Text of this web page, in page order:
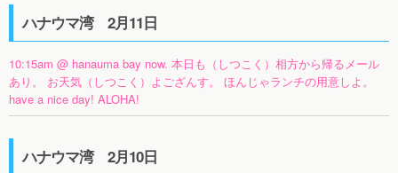
ハナウマ湾 2月11日
10:15am @ hanauma bay now. 本日も（しつこく）相方から帰るメール
あり。 お天気（しつこく）よござんす。 ほんじゃランチの用意しよ。
have a nice day! ALOHA!
ハナウマ湾 2月10日